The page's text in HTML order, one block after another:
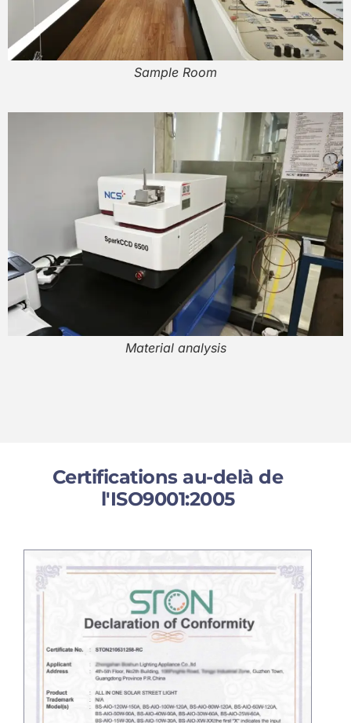
Sample Room
Material analysis
Certifications au-delà de
l'ISO9001:2005